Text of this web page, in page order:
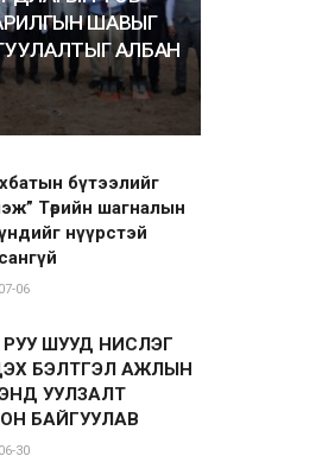
ШАВЫГ
АЛБАН
бүтээлийг
Төрийн шагналын
нүүрстэй
06
РУУ ШУУД НИСЛЭГ
БЭЛТГЭЛ АЖЛЫН
УУЛЗАЛТ
БАЙГУУЛАВ
30